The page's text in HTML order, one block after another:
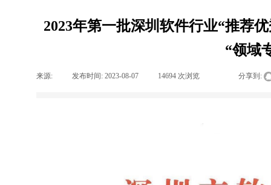
2023年第一批深圳软件行业“推荐
“领域
来源: 发布时间: 2023-08-07 14694 次浏览 分享到: